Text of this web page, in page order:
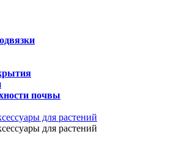
почвы
для растений
для растений